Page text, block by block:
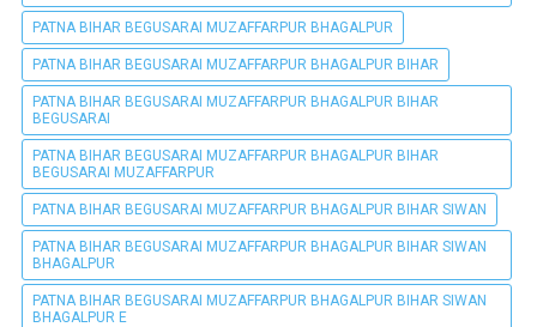
PATNA BIHAR BEGUSARAI MUZAFFARPUR BHAGALPUR
PATNA BIHAR BEGUSARAI MUZAFFARPUR BHAGALPUR BIHAR
PATNA BIHAR BEGUSARAI MUZAFFARPUR BHAGALPUR BIHAR
BEGUSARAI
PATNA BIHAR BEGUSARAI MUZAFFARPUR BHAGALPUR BIHAR
BEGUSARAI MUZAFFARPUR
PATNA BIHAR BEGUSARAI MUZAFFARPUR BHAGALPUR BIHAR SIWAN
PATNA BIHAR BEGUSARAI MUZAFFARPUR BHAGALPUR BIHAR SIWAN
BHAGALPUR
PATNA BIHAR BEGUSARAI MUZAFFARPUR BHAGALPUR BIHAR SIWAN
BHAGALPUR E